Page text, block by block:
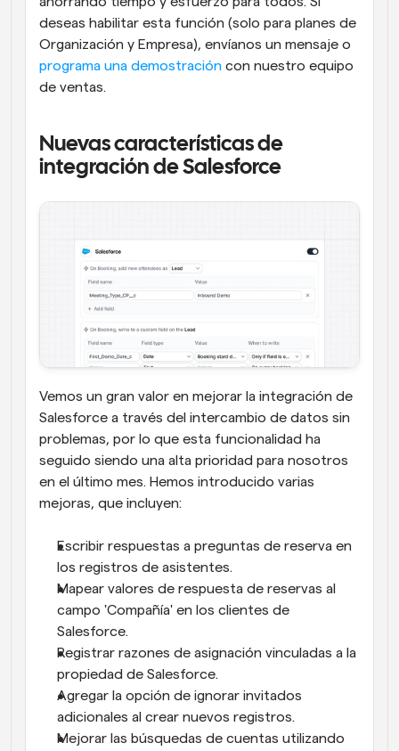
deseas habilitar esta función (solo para planes de
programa una demostración con nuestro equipo
de ventas.
Nuevas características de
integración de Salesforce
Vemos un gran valor en mejorar la integración de
Salesforce a través del intercambio de datos sin
problemas, por lo que esta funcionalidad ha
seguido siendo una alta prioridad para nosotros
en el último mes. Hemos introducido varias
mejoras, que incluyen:
Escribir respuestas a preguntas de reserva en
los registros de asistentes.
Mapear valores de respuesta de reservas al
campo 'Compañía' en los clientes de
Salesforce.
Registrar razones de asignación vinculadas a la
propiedad de Salesforce.
Agregar la opción de ignorar invitados
adicionales al crear nuevos registros.
Mejorar las búsquedas de cuentas utilizando